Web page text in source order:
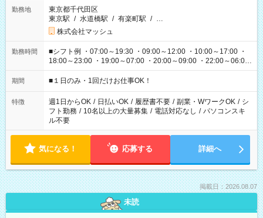
勤務地
東京都千代田区
東京駅 / 水道橋駅 / 有楽町駅 / …
株式会社マッシュ
勤務時間
■シフト例 ・07:00～19:30 ・09:00～12:00 ・10:00～17:00 ・
18:00～23:00 ・19:00～07:00 ・20:00～09:00 ・22:00～06:00
etc ★最短で3時間で5,120円のお仕事から 15時間で2万円近く稼
げるお仕事も！ ご希望のお時間に合わせてご紹介！ ※シフトは
ください！
期間 ■１日のみ・1回だけお仕事OK！
特徴 週1日からOK / 日払いOK / 履歴書不要 / 副業・WワークOK / シ
フト勤務 / 10名以上の大量募集 / 電話対応なし / パソコンスキ
ル不要
気になる！ 応募する 詳細へ
掲載日：2026.08.07
未読